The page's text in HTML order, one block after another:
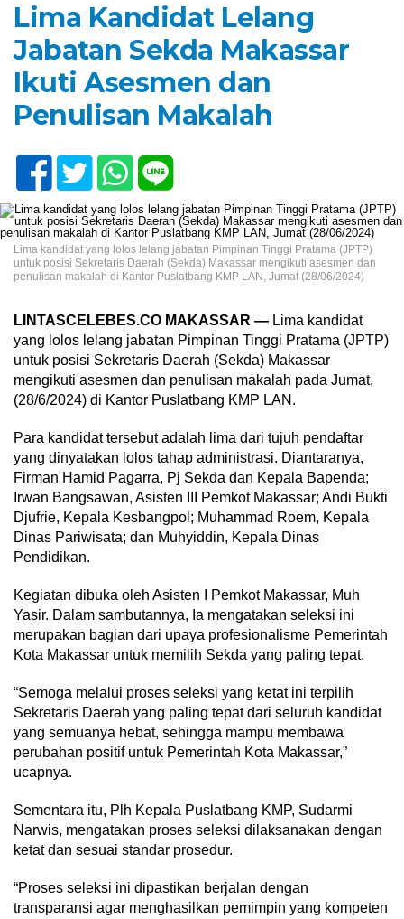
Lima Kandidat Lelang
Jabatan Sekda Makassar
Ikuti Asesmen dan
Penulisan Makalah
Lima kandidat yang lolos lelang jabatan Pimpinan Tinggi Pratama (JPTP)
untuk posisi Sekretaris Daerah (Sekda) Makassar mengikuti asesmen dan
penulisan makalah di Kantor Puslatbang KMP LAN, Jumat (28/06/2024)
LINTASCELEBES.CO MAKASSAR — Lima kandidat
yang lolos lelang jabatan Pimpinan Tinggi Pratama (JPTP)
untuk posisi Sekretaris Daerah (Sekda) Makassar
mengikuti asesmen dan penulisan makalah pada Jumat,
(28/6/2024) di Kantor Puslatbang KMP LAN.
Para kandidat tersebut adalah lima dari tujuh pendaftar
yang dinyatakan lolos tahap administrasi. Diantaranya,
Firman Hamid Pagarra, Pj Sekda dan Kepala Bapenda;
Irwan Bangsawan, Asisten III Pemkot Makassar; Andi Bukti
Djufrie, Kepala Kesbangpol; Muhammad Roem, Kepala
Dinas Pariwisata; dan Muhyiddin, Kepala Dinas
Pendidikan.
Kegiatan dibuka oleh Asisten I Pemkot Makassar, Muh
Yasir. Dalam sambutannya, Ia mengatakan seleksi ini
merupakan bagian dari upaya profesionalisme Pemerintah
Kota Makassar untuk memilih Sekda yang paling tepat.
“Semoga melalui proses seleksi yang ketat ini terpilih
Sekretaris Daerah yang paling tepat dari seluruh kandidat
yang semuanya hebat, sehingga mampu membawa
perubahan positif untuk Pemerintah Kota Makassar,”
ucapnya.
Sementara itu, Plh Kepala Puslatbang KMP, Sudarmi
Narwis, mengatakan proses seleksi dilaksanakan dengan
ketat dan sesuai standar prosedur.
“Proses seleksi ini dipastikan berjalan dengan
transparansi agar menghasilkan pemimpin yang kompeten